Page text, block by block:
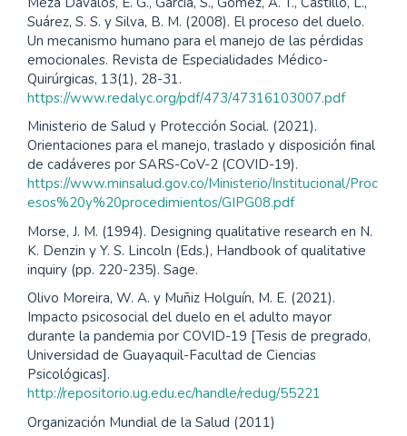
Suárez, S. S. y Silva, B. M. (2008). El proceso del duelo.
Un mecanismo humano para el manejo de las pérdidas
emocionales. Revista de Especialidades Médico-
Quirúrgicas, 13(1), 28-31.
https://www.redalyc.org/pdf/473/47316103007.pdf
Ministerio de Salud y Protección Social. (2021).
Orientaciones para el manejo, traslado y disposición final
de cadáveres por SARS-CoV-2 (COVID-19).
https://www.minsalud.gov.co/Ministerio/Institucional/Proc
esos%20y%20procedimientos/GIPG08.pdf
Morse, J. M. (1994). Designing qualitative research en N.
K. Denzin y Y. S. Lincoln (Eds.), Handbook of qualitative
inquiry (pp. 220-235). Sage.
Olivo Moreira, W. A. y Muñiz Holguín, M. E. (2021).
Impacto psicosocial del duelo en el adulto mayor
durante la pandemia por COVID-19 [Tesis de pregrado,
Universidad de Guayaquil-Facultad de Ciencias
Psicológicas].
http://repositorio.ug.edu.ec/handle/redug/55221
Organización Mundial de la Salud (2011)